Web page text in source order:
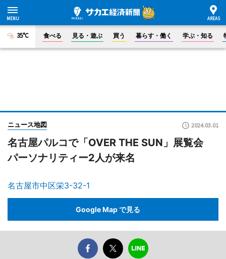
35°C 食べる 見る・遊ぶ 買う 暮らす・働く 学ぶ・知る
ニュース地図 2024.03.01
名古屋パルコで「OVER THE SUN」展覧会
パーソナリティー2人が来名
名古屋市中区栄3-32-1
Google Map で見る